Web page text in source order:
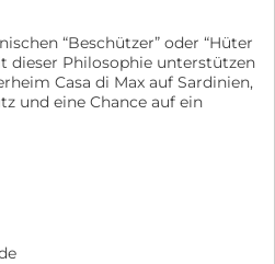
“Beschützer” oder “Hüter
dieser Philosophie unterstützen
Casa di Max auf Sardinien,
und eine Chance auf ein